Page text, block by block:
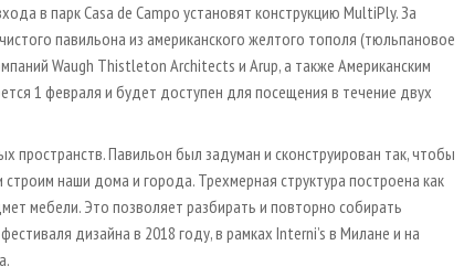
в парк Casa de Campo установят конструкцию MultiPly. За
павильона из американского желтого тополя (тюльпановое
Waugh Thistleton Architects и Arup, а также Американским
1 февраля и будет доступен для посещения в течение двух
пространств. Павильон был задуман и сконструирован так, чтобы
наши дома и города. Трехмерная структура построена как
мебели. Это позволяет разбирать и повторно собирать
дизайна в 2018 году, в рамках Interni’s в Милане и на